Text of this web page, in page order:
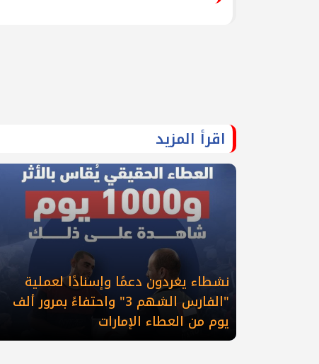
اقرأ المزيد
نشطاء يغردون دعمًا وإسنادًا لعملية
"الفارس الشهم 3" واحتفاءً بمرور ألف
يوم من العطاء الإمارات